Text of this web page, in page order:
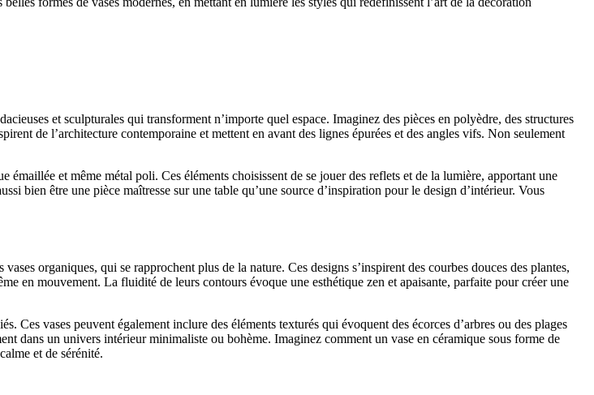
et sculpturales qui transforment n’importe quel espace. Imaginez des pièces en polyèdre, des structures
de l’architecture contemporaine et mettent en avant des lignes épurées et des angles vifs. Non seulement
et même métal poli. Ces éléments choisissent de se jouer des reflets et de la lumière, apportant une
bien être une pièce maîtresse sur une table qu’une source d’inspiration pour le design d’intérieur. Vous
organiques, qui se rapprochent plus de la nature. Ces designs s’inspirent des courbes douces des plantes,
en mouvement. La fluidité de leurs contours évoque une esthétique zen et apaisante, parfaite pour créer une
vases peuvent également inclure des éléments texturés qui évoquent des écorces d’arbres ou des plages
dans un univers intérieur minimaliste ou bohème. Imaginez comment un vase en céramique sous forme de
et de sérénité.